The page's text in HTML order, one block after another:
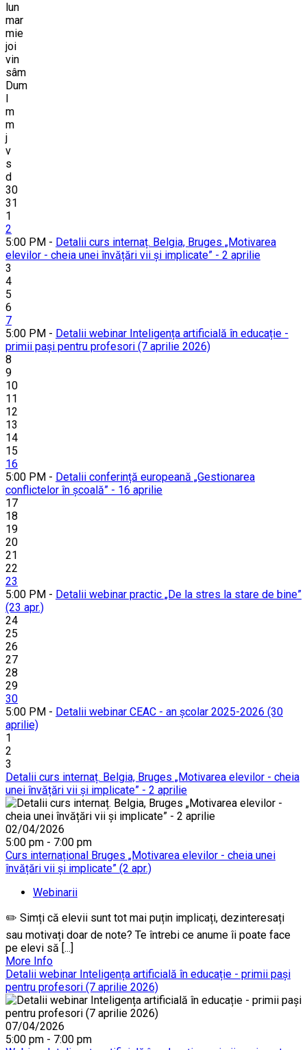
lun
mar
mie
joi
vin
sâm
Dum
l
m
m
j
v
s
d
30
31
1
2
5:00 PM - Detalii curs internaț. Belgia, Bruges „Motivarea
elevilor - cheia unei învățări vii și implicate” - 2 aprilie
3
4
5
6
7
5:00 PM - Detalii webinar Inteligența artificială în educație -
primii pași pentru profesori (7 aprilie 2026)
8
9
10
11
12
13
14
15
16
5:00 PM - Detalii conferință europeană „Gestionarea
conflictelor în școală” - 16 aprilie
17
18
19
20
21
22
23
5:00 PM - Detalii webinar practic „De la stres la stare de bine”
(23 apr.)
24
25
26
27
28
29
30
5:00 PM - Detalii webinar CEAC - an școlar 2025-2026 (30
aprilie)
1
2
3
Detalii curs internaț. Belgia, Bruges „Motivarea elevilor - cheia
unei învățări vii și implicate” - 2 aprilie
02/04/2026
5:00 pm - 7:00 pm
Curs internațional Bruges „Motivarea elevilor - cheia unei
învățări vii și implicate” (2 apr.)
Webinarii
✏️ Simți că elevii sunt tot mai puțin implicați, dezinteresați
sau motivați doar de note? Te întrebi ce anume îi poate face
pe elevi să [...]
More Info
Detalii webinar Inteligența artificială în educație - primii pași
pentru profesori (7 aprilie 2026)
07/04/2026
5:00 pm - 7:00 pm